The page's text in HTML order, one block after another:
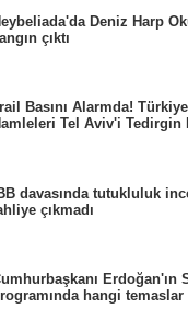
Deniz Harp
çıktı
Basını Alarmda!
Tel Aviv'i Tedirgin
davasında tutukluluk
çıkmadı
Erdoğan'ın
hangi temaslar